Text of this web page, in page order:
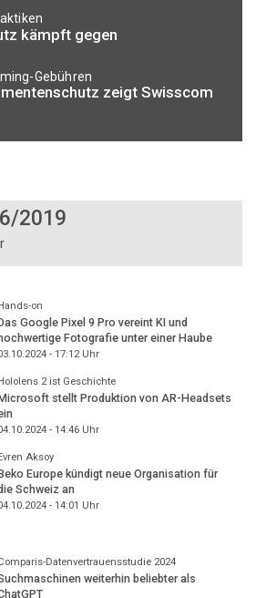
kämpft gegen
Gebühren
zeigt Swisscom
2019
on
Google Pixel 9 Pro vereint KI und
hochwertige Fotografie unter einer Haube
- 17:12Uhr
2 ist Geschichte
stellt Produktion von AR-Headsets
- 14:46Uhr
Aksoy
Europe kündigt neue Organisation für
Schweiz an
- 14:01 Uhr
Datenvertrauensstudie 2024
weiterhin beliebter als